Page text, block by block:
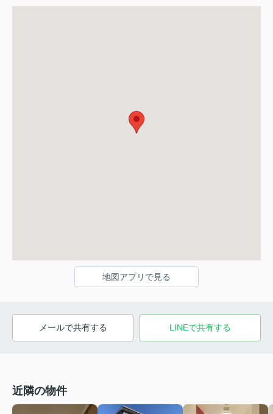
地図アプリで見る
メールで共有する LINEで共有する
近隣の物件